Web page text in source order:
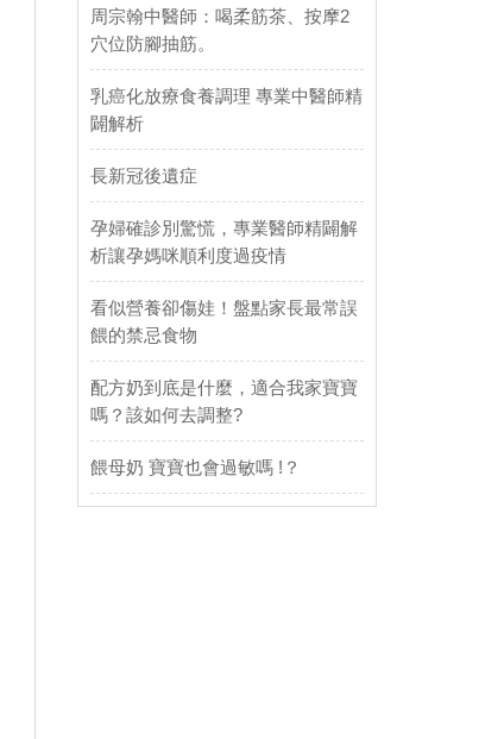
周宗翰中醫師：喝柔筋茶、按摩2
穴位防腳抽筋。
乳癌化放療食養調理 專業中醫師精
闢解析
長新冠後遺症
孕婦確診別驚慌，專業醫師精闢解
析讓孕媽咪順利度過疫情
看似營養卻傷娃！盤點家長最常誤
餵的禁忌食物
配方奶到底是什麼，適合我家寶寶
嗎？該如何去調整?
餵母奶 寶寶也會過敏嗎 !？